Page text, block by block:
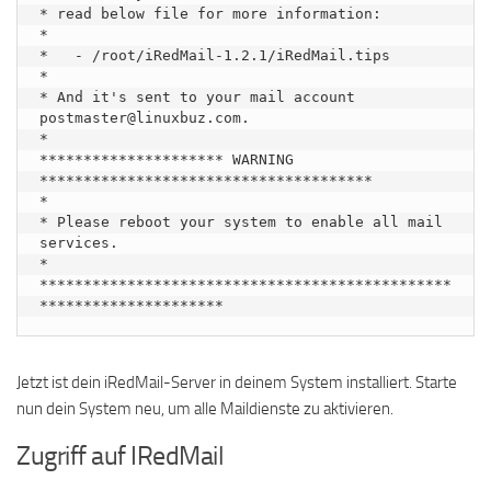
* read below file for more information:
*
*   - /root/iRedMail-1.2.1/iRedMail.tips
*
* And it's sent to your mail account
postmaster@linuxbuz.com.
*
********************* WARNING
**************************************
*
* Please reboot your system to enable all mail
services.
*
***********************************************
Jetzt ist dein iRedMail-Server in deinem System installiert. Starte
nun dein System neu, um alle Maildienste zu aktivieren.
Zugriff auf IRedMail